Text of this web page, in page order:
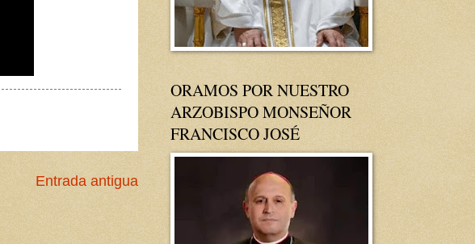
Entrada antigua
ORAMOS POR NUESTRO
ARZOBISPO MONSEÑOR
FRANCISCO JOSÉ